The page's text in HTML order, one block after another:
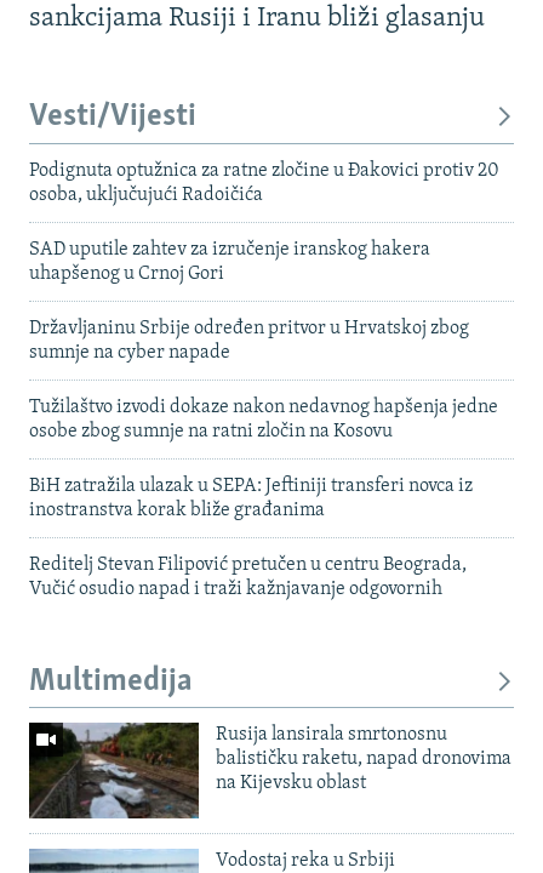
sankcijama Rusiji i Iranu bliži glasanju
Vesti/Vijesti
Podignuta optužnica za ratne zločine u Đakovici protiv 20
osoba, uključujući Radoičića
SAD uputile zahtev za izručenje iranskog hakera
uhapšenog u Crnoj Gori
Državljaninu Srbije određen pritvor u Hrvatskoj zbog
sumnje na cyber napade
Tužilaštvo izvodi dokaze nakon nedavnog hapšenja jedne
osobe zbog sumnje na ratni zločin na Kosovu
BiH zatražila ulazak u SEPA: Jeftiniji transferi novca iz
inostranstva korak bliže građanima
Reditelj Stevan Filipović pretučen u centru Beograda,
Vučić osudio napad i traži kažnjavanje odgovornih
Multimedija
Rusija lansirala smrtonosnu
balističku raketu, napad dronovima
na Kijevsku oblast
Vodostaj reka u Srbiji